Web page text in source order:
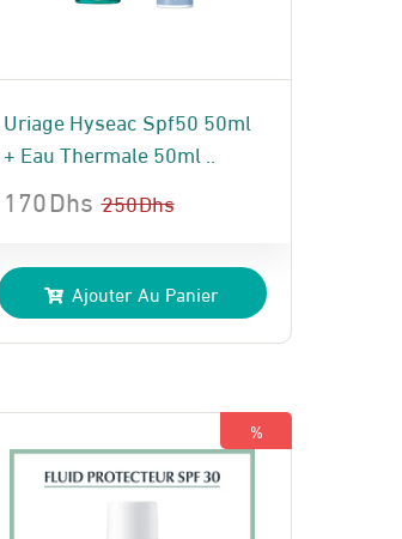
Uriage Hyseac Spf50 50ml
+ Eau Thermale 50ml ..
250Dhs
prix
initial
était :
170Dhs
prix
actuel
est :
Ajouter Au Panier
%